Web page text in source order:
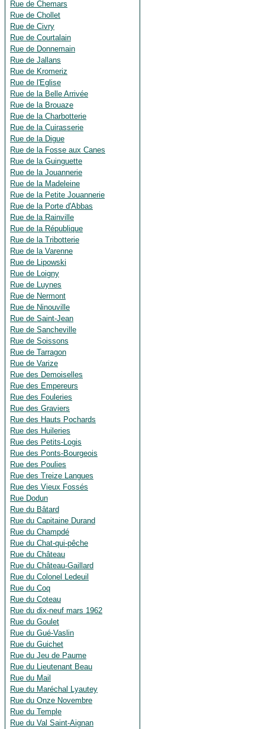
Rue de Chemars
Rue de Chollet
Rue de Civry
Rue de Courtalain
Rue de Donnemain
Rue de Jallans
Rue de Kromeriz
Rue de l'Eglise
Rue de la Belle Arrivée
Rue de la Brouaze
Rue de la Charbotterie
Rue de la Cuirasserie
Rue de la Digue
Rue de la Fosse aux Canes
Rue de la Guinguette
Rue de la Jouannerie
Rue de la Madeleine
Rue de la Petite Jouannerie
Rue de la Porte d'Abbas
Rue de la Rainville
Rue de la République
Rue de la Tribotterie
Rue de la Varenne
Rue de Lipowski
Rue de Loigny
Rue de Luynes
Rue de Nermont
Rue de Ninouville
Rue de Saint-Jean
Rue de Sancheville
Rue de Soissons
Rue de Tarragon
Rue de Varize
Rue des Demoiselles
Rue des Empereurs
Rue des Fouleries
Rue des Graviers
Rue des Hauts Pochards
Rue des Huileries
Rue des Petits-Logis
Rue des Ponts-Bourgeois
Rue des Poulies
Rue des Treize Langues
Rue des Vieux Fossés
Rue Dodun
Rue du Bâtard
Rue du Capitaine Durand
Rue du Champdé
Rue du Chat-qui-pêche
Rue du Château
Rue du Château-Gaillard
Rue du Colonel Ledeuil
Rue du Coq
Rue du Coteau
Rue du dix-neuf mars 1962
Rue du Goulet
Rue du Gué-Vaslin
Rue du Guichet
Rue du Jeu de Paume
Rue du Lieutenant Beau
Rue du Mail
Rue du Maréchal Lyautey
Rue du Onze Novembre
Rue du Temple
Rue du Val Saint-Aignan